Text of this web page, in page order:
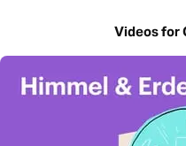
Videos for